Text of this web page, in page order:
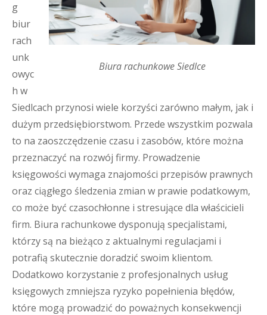
Biura rachunkowe Siedlce
g
biur
rach
unk
owyc
h w
Siedlcach przynosi wiele korzyści zarówno małym, jak i
dużym przedsiębiorstwom. Przede wszystkim pozwala
to na zaoszczędzenie czasu i zasobów, które można
przeznaczyć na rozwój firmy. Prowadzenie
księgowości wymaga znajomości przepisów prawnych
oraz ciągłego śledzenia zmian w prawie podatkowym,
co może być czasochłonne i stresujące dla właścicieli
firm. Biura rachunkowe dysponują specjalistami,
którzy są na bieżąco z aktualnymi regulacjami i
potrafią skutecznie doradzić swoim klientom.
Dodatkowo korzystanie z profesjonalnych usług
księgowych zmniejsza ryzyko popełnienia błędów,
które mogą prowadzić do poważnych konsekwencji